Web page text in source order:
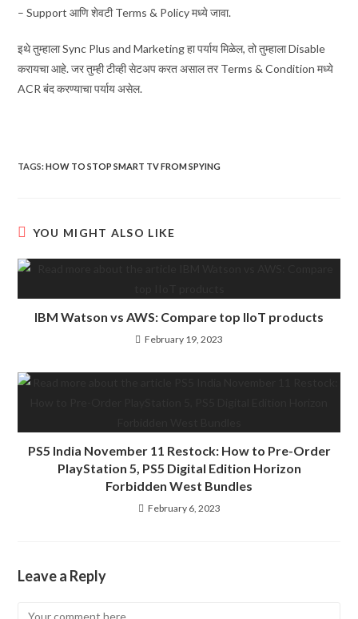
– Support आणि शेवटी Terms & Policy मध्ये जावा.
इथे तुम्हाला Sync Plus and Marketing हा पर्याय मिळेल, तो तुम्हाला Disable
करायचा आहे. जर तुम्ही टीव्ही सेटअप करत असाल तर Terms & Condition मध्ये
ACR बंद करण्याचा पर्याय असेल.
TAGS:HOW TO STOP SMART TV FROM SPYING
YOU MIGHT ALSO LIKE
IBM Watson vs AWS: Compare top IIoT products
February 19, 2023
PS5 India November 11 Restock: How to Pre-Order
PlayStation 5, PS5 Digital Edition Horizon
Forbidden West Bundles
February 6, 2023
Leave a Reply
Comment